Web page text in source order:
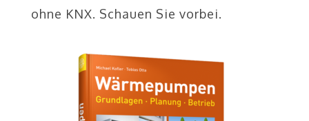
ohne KNX. Schauen Sie vorbei.